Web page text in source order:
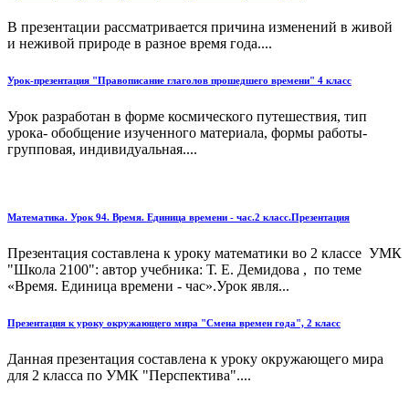
В презентации рассматривается причина изменений в живой
и неживой природе в разное время года....
Урок-презентация "Правописание глаголов прошедшего времени" 4 класс
Урок разработан в форме космического путешествия, тип
урока- обобщение изученного материала, формы работы-
групповая, индивидуальная....
Математика. Урок 94. Время. Единица времени - час.2 класс.Презентация
Презентация составлена к уроку математики во 2 классе УМК
"Школа 2100": автор учебника: Т. Е. Демидова , по теме
«Время. Единица времени - час».Урок явля...
Презентация к уроку окружающего мира "Смена времен года", 2 класс
Данная презентация составлена к уроку окружающего мира
для 2 класса по УМК "Перспектива"....